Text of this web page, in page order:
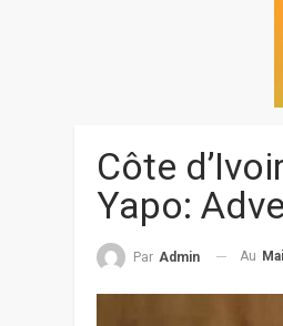
Côte
Yapo:
Par Admin Au